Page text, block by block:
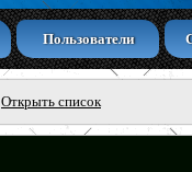
Пользователи
Открыть список